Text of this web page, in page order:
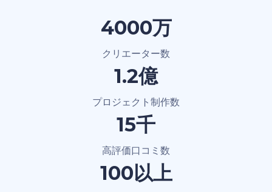
4000万
クリエーター数
1.2億
プロジェクト制作数
15千
高評価口コミ数
100以上